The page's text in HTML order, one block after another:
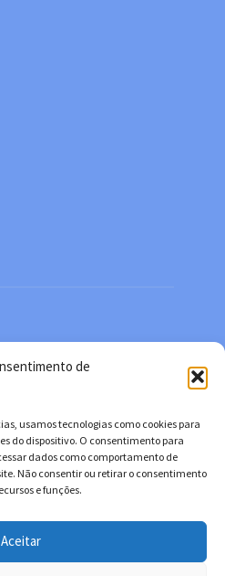
de
usamos tecnologias como cookies para
do dispositivo. O consentimento para
dados como comportamento de
Não consentir ou retirar o consentimento
e funções.
Aceitar